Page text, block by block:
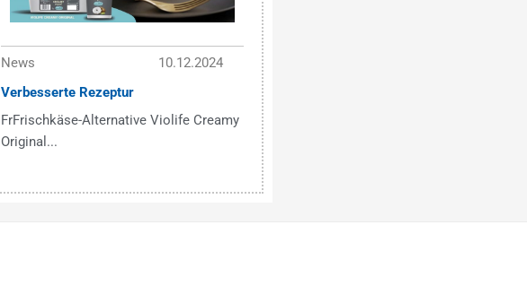
News
10.12.2024
Verbesserte Rezeptur
FrFrischkäse-Alternative Violife Creamy
Original...